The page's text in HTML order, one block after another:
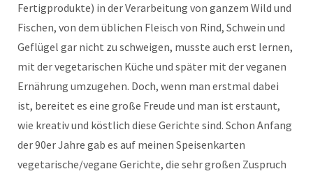
Fertigprodukte) in der Verarbeitung von ganzem Wild und
Fischen, von dem üblichen Fleisch von Rind, Schwein und
Geflügel gar nicht zu schweigen, musste auch erst lernen,
mit der vegetarischen Küche und später mit der veganen
Ernährung umzugehen. Doch, wenn man erstmal dabei
ist, bereitet es eine große Freude und man ist erstaunt,
wie kreativ und köstlich diese Gerichte sind. Schon Anfang
der 90er Jahre gab es auf meinen Speisenkarten
vegetarische/vegane Gerichte, die sehr großen Zuspruch